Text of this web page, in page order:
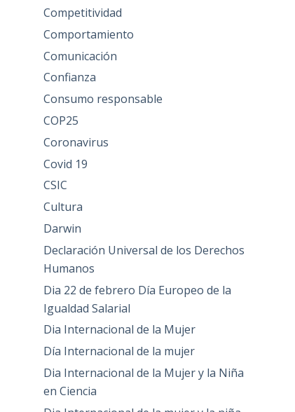
Competitividad
Comportamiento
Comunicación
Confianza
Consumo responsable
COP25
Coronavirus
Covid 19
CSIC
Cultura
Darwin
Declaración Universal de los Derechos
Humanos
Dia 22 de febrero Día Europeo de la
Igualdad Salarial
Dia Internacional de la Mujer
Día Internacional de la mujer
Dia Internacional de la Mujer y la Niña
en Ciencia